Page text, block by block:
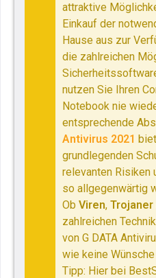
attraktive
Einkauf der
Hause aus zur
die zahlreichen
nutzen Sie Ihren
Notebook nie
entsprechende
Antivirus 2021
grundlegenden
relevanten Risiken
so allgegenwärtig
ObViren,Trojaner
zahlreichen
von G DATA
wie keine
Tipp: Hier bei